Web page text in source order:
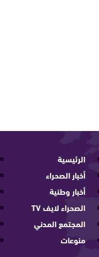
الرئيسية
أخبار الصحراء
أخبار وطنية
الصحراء لايف TV
المجتمع المدني
منوعات